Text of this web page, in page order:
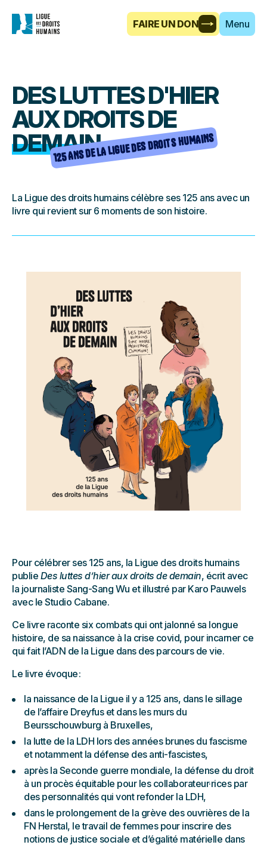
FAIRE UN DON Menu
DES LUTTES D'HIER
AUX DROITS DE
DEMAIN
125 ANS DE LA LIGUE DES DROITS HUMAINS
La Ligue des droits humains célèbre ses 125 ans avec un
livre qui revient sur 6 moments de son histoire.
Pour célébrer ses 125 ans, la Ligue des droits humains
publie Des luttes d’hier aux droits de demain, écrit avec
la journaliste Sang-Sang Wu et illustré par Karo Pauwels
avec le Studio Cabane.
Ce livre raconte six combats qui ont jalonné sa longue
histoire, de sa naissance à la crise covid, pour incarner ce
qui fait l’ADN de la Ligue dans des parcours de vie.
Le livre évoque :
la naissance de la Ligue il y a 125 ans, dans le sillage
de l’affaire Dreyfus et dans les murs du
Beursschouwburg à Bruxelles,
la lutte de la LDH lors des années brunes du fascisme
et notamment la défense des anti-fascistes,
après la Seconde guerre mondiale, la défense du droit
à un procès équitable pour les collaborateur·rices par
des personnalités qui vont refonder la LDH,
dans le prolongement de la grève des ouvrières de la
FN Herstal, le travail de femmes pour inscrire des
notions de justice sociale et d’égalité matérielle dans